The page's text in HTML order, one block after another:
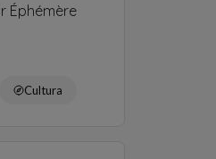
Éphémère
Cultura